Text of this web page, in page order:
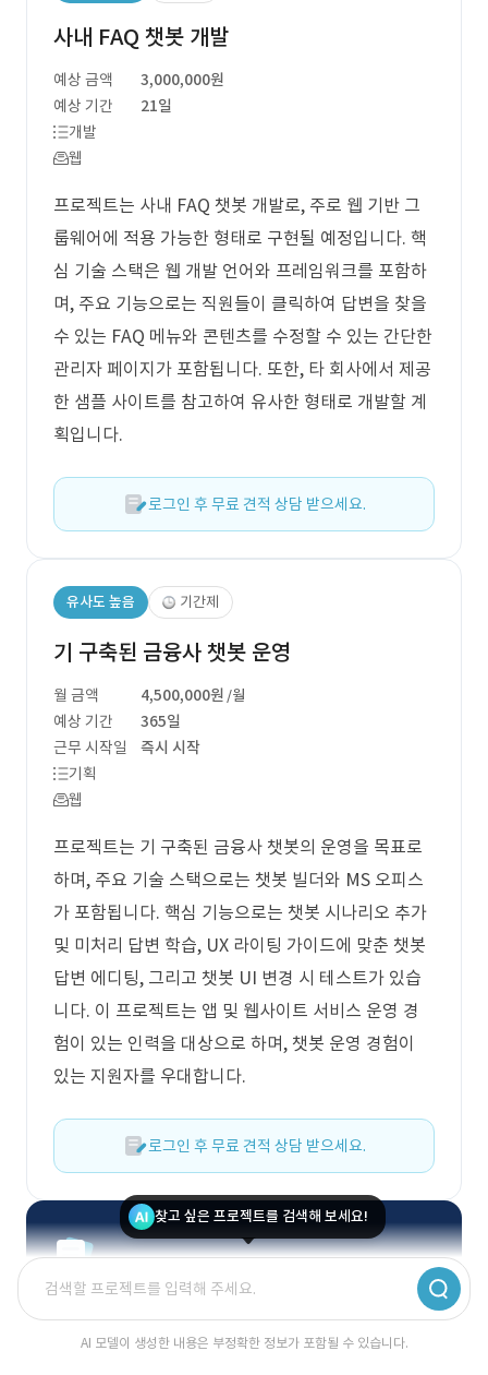
사내 FAQ 챗봇 개발
예상 금액
3,000,000원
예상 기간
21일
개발
웹
프로젝트는 사내 FAQ 챗봇 개발로, 주로 웹 기반 그
룹웨어에 적용 가능한 형태로 구현될 예정입니다. 핵
심 기술 스택은 웹 개발 언어와 프레임워크를 포함하
며, 주요 기능으로는 직원들이 클릭하여 답변을 찾을
수 있는 FAQ 메뉴와 콘텐츠를 수정할 수 있는 간단한
관리자 페이지가 포함됩니다. 또한, 타 회사에서 제공
한 샘플 사이트를 참고하여 유사한 형태로 개발할 계
획입니다.
로그인 후 무료 견적 상담 받으세요.
유사도 높음 기간제
기 구축된 금융사 챗봇 운영
월 금액 4,500,000원 /월
예상 기간
365일
근무 시작일
즉시 시작
기획
웹
프로젝트는 기 구축된 금융사 챗봇의 운영을 목표로
하며, 주요 기술 스택으로는 챗봇 빌더와 MS 오피스
가 포함됩니다. 핵심 기능으로는 챗봇 시나리오 추가
및 미처리 답변 학습, UX 라이팅 가이드에 맞춘 챗봇
답변 에디팅, 그리고 챗봇 UI 변경 시 테스트가 있습
니다. 이 프로젝트는 앱 및 웹사이트 서비스 운영 경
험이 있는 인력을 대상으로 하며, 챗봇 운영 경험이
있는 지원자를 우대합니다.
로그인 후 무료 견적 상담 받으세요.
IT 전문 매니저가 무료로 상담해드려요.
찾고 싶은 프로젝트를 검색해 보세요!
AI 모델이 생성한 내용은 부정확한 정보가 포함될 수 있습니다.